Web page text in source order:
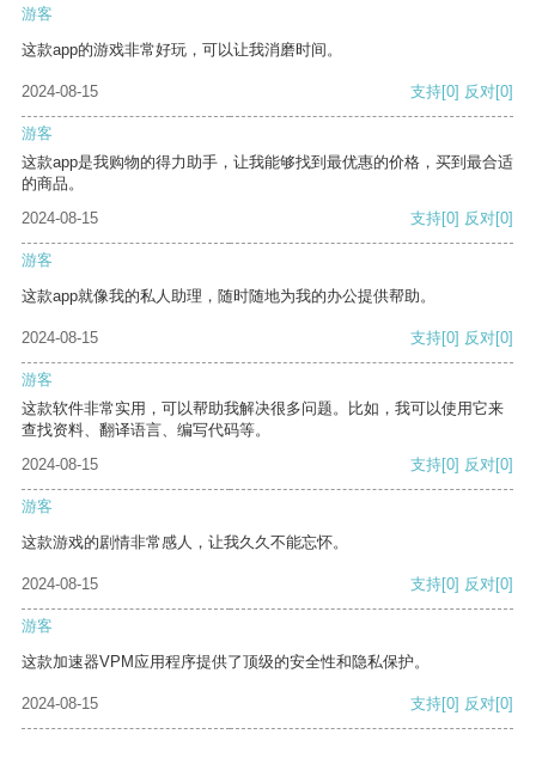
游客
这款app的游戏非常好玩，可以让我消磨时间。
2024-08-15 支持[0] 反对[0]
游客
这款app是我购物的得力助手，让我能够找到最优惠的价格，买到最合适
的商品。
2024-08-15
支持[0] 反对[0]
游客
这款app就像我的私人助理，随时随地为我的办公提供帮助。
2024-08-15 支持[0] 反对[0]
游客
这款软件非常实用，可以帮助我解决很多问题。比如，我可以使用它来
查找资料、翻译语言、编写代码等。
2024-08-15
支持[0] 反对[0]
游客
这款游戏的剧情非常感人，让我久久不能忘怀。
2024-08-15 支持[0] 反对[0]
游客
这款加速器VPM应用程序提供了顶级的安全性和隐私保护。
2024-08-15 支持[0] 反对[0]